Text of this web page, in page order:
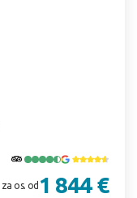
za os. od 1 844 €